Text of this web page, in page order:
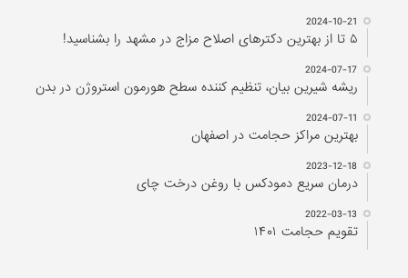
2024-10-21
۵ تا از بهترین دکتر‌های اصلاح مزاج در مشهد را بشناسید!
2024-07-17
ریشه شیرین بیان، تنظیم کننده سطح هورمون استروژن در بدن
2024-07-11
بهترین مراکز حجامت در اصفهان
2023-12-18
درمان سریع دمودکس با روغن درخت چای
2022-03-13
تقویم حجامت ۱۴۰۱